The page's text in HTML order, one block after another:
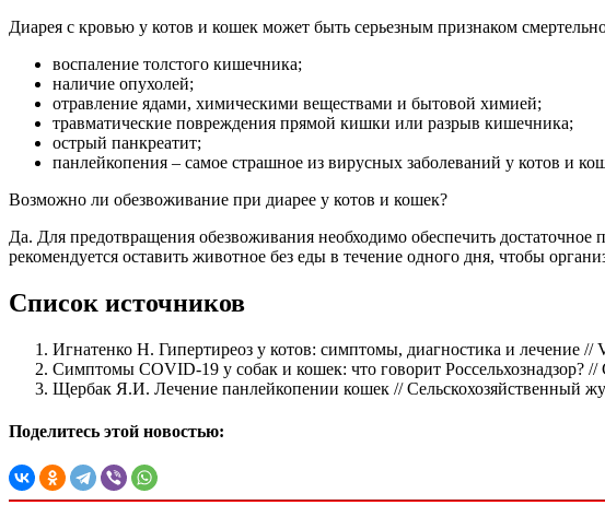
Диарея с кровью у котов и кошек может быть серьезным признаком
воспаление толстого кишечника;
наличие опухолей;
отравление ядами, химическими веществами и бытовой химией;
травматические повреждения прямой кишки или разрыв кишечника;
острый панкреатит;
панлейкопения – самое страшное из вирусных заболеваний у котов и
Возможно ли обезвоживание при диарее у котов и кошек?
Да. Для предотвращения обезвоживания необходимо обеспечить
рекомендуется оставить животное без еды в течение одного дня, чтобы
Список источников
Игнатенко Н. Гипертиреоз у котов: симптомы, диагностика и лечение //
Симптомы COVID-19 у собак и кошек: что говорит Россельхознадзор?
Щербак Я.И. Лечение панлейкопении кошек // Сельскохозяйственный
Поделитесь этой новостью: